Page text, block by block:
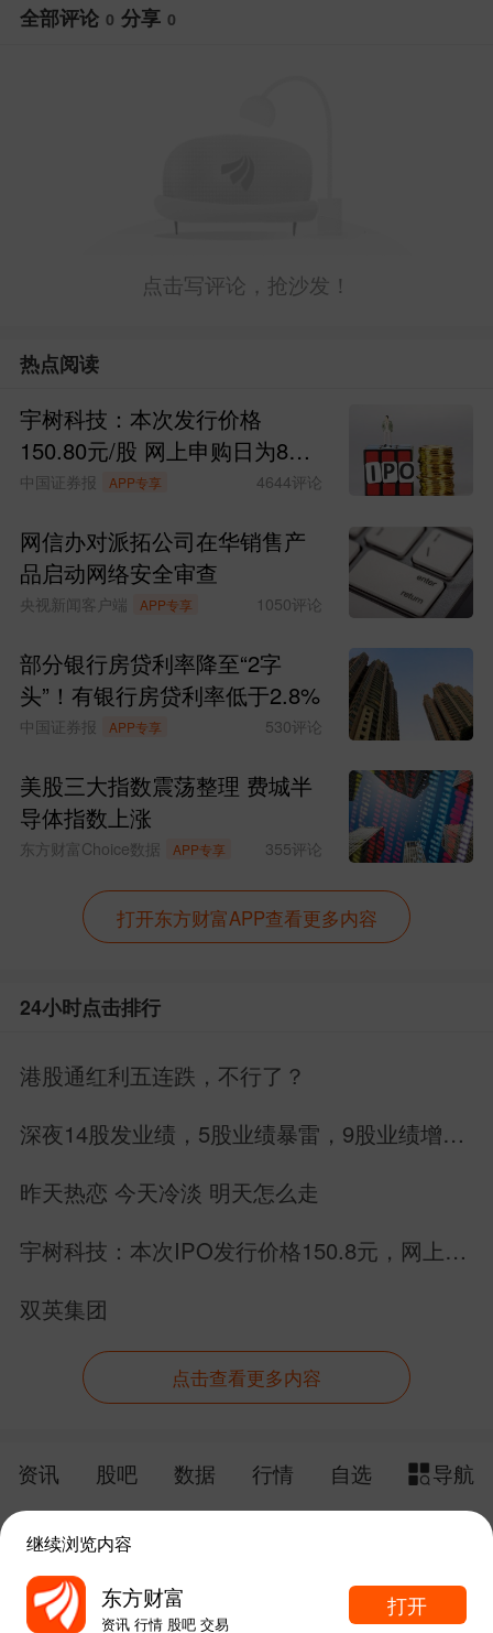
全部评论 0 分享 0
点击写评论，抢沙发！
热点阅读
宇树科技：本次发行价格
150.80元/股 网上申购日为8月
10日
中国证券报 APP专享 4644评论
网信办对派拓公司在华销售产
品启动网络安全审查
央视新闻客户端 APP专享 1050评论
部分银行房贷利率降至“2字
头”！有银行房贷利率低于2.8%
中国证券报 APP专享 530评论
美股三大指数震荡整理 费城半
导体指数上涨
东方财富Choice数据 APP专享 355评论
打开东方财富APP查看更多内容
24小时点击排行
港股通红利五连跌，不行了？
深夜14股发业绩，5股业绩暴雷，9股业绩增
昨天热恋 今天冷淡 明天怎么走
宇树科技：本次IPO发行价格150.8元，网上申
双英集团
点击查看更多内容
资讯 股吧 数据 行情 自选
导航
给网站提点意见 下载APP
继续浏览内容
东方财富
资讯 行情 股吧 交易
打开